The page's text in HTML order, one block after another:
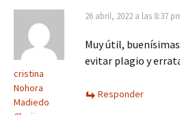
cristina
Nohora
Madiedo
26 abril, 2022 a las 8:37
Muy útil,
evitar plagio y
Responder